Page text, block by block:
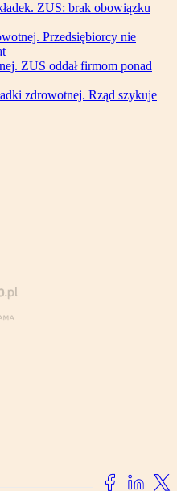
ZUS: brak obowiązku
Przedsiębiorcy nie
ZUS oddał firmom ponad
zdrowotnej. Rząd szykuje